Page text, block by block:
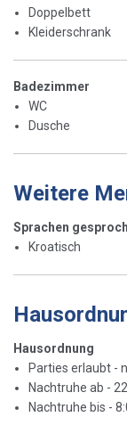
Doppelbett
Kleiderschrank
Badezimmer
WC
Dusche
Weitere
Sprachen
Kroatisch
Hausordnung
Parties erlaubt -
Nachtruhe ab -
Nachtruhe bis -